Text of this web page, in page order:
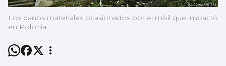
Los daños materiales ocasionados por el misil que impactó
en Polonia.